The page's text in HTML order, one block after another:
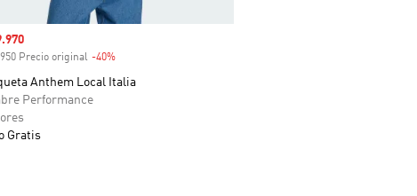
de venta
Precio original -40%Descuento
Anthem Local Italia
Performance
Gratis